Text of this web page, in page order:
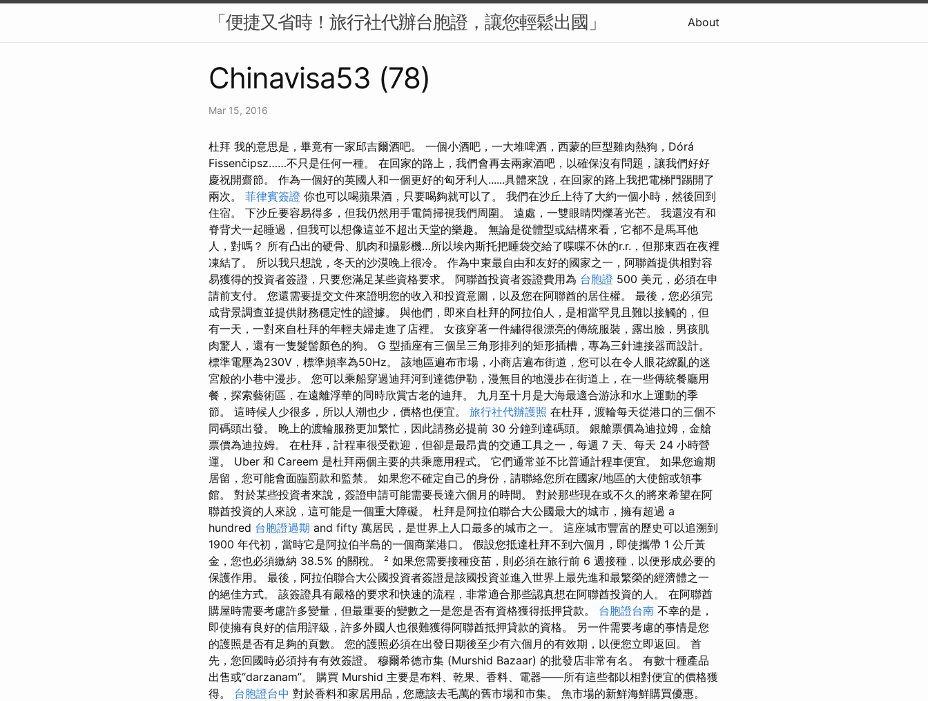
「便捷又省時！旅行社代辦台胞證，讓您輕鬆出國」 About
Chinavisa53 (78)
Mar 15, 2016
杜拜 我的意思是，畢竟有一家邱吉爾酒吧。 一個小酒吧，一大堆啤酒，西蒙的巨型雞肉熱狗，Dórá
Fissenčipsz……不只是任何一種。 在回家的路上，我們會再去兩家酒吧，以確保沒有問題，讓我們好好
慶祝開齋節。 作為一個好的英國人和一個更好的匈牙利人......具體來說，在回家的路上我把電梯門踢開了
兩次。 菲律賓簽證 你也可以喝蘋果酒，只要喝夠就可以了。 我們在沙丘上待了大約一個小時，然後回到
住宿。 下沙丘要容易得多，但我仍然用手電筒掃視我們周圍。 遠處，一雙眼睛閃爍著光芒。 我還沒有和
脊背犬一起睡過，但我可以想像這並不超出天堂的樂趣。 無論是從體型或結構來看，它都不是馬耳他
人，對嗎？ 所有凸出的硬骨、肌肉和攝影機…所以埃內斯托把睡袋交給了喋喋不休的r.r.，但那東西在夜裡
凍結了。 所以我只想說，冬天的沙漠晚上很冷。 作為中東最自由和友好的國家之一，阿聯酋提供相對容
易獲得的投資者簽證，只要您滿足某些資格要求。 阿聯酋投資者簽證費用為 台胞證 500 美元，必須在申
請前支付。 您還需要提交文件來證明您的收入和投資意圖，以及您在阿聯酋的居住權。 最後，您必須完
成背景調查並提供財務穩定性的證據。 與他們，即來自杜拜的阿拉伯人，是相當罕見且難以接觸的，但
有一天，一對來自杜拜的年輕夫婦走進了店裡。 女孩穿著一件繡得很漂亮的傳統服裝，露出臉，男孩肌
肉驚人，還有一隻髮髻顏色的狗。 G 型插座有三個呈三角形排列的矩形插槽，專為三針連接器而設計。
標準電壓為230V，標準頻率為50Hz。 該地區遍布市場，小商店遍布街道，您可以在令人眼花繚亂的迷
宮般的小巷中漫步。 您可以乘船穿過迪拜河到達德伊勒，漫無目的地漫步在街道上，在一些傳統餐廳用
餐，探索藝術區，在遠離浮華的同時欣賞古老的迪拜。 九月至十月是大海最適合游泳和水上運動的季
節。 這時候人少很多，所以人潮也少，價格也便宜。 旅行社代辦護照 在杜拜，渡輪每天從港口的三個不
同碼頭出發。 晚上的渡輪服務更加繁忙，因此請務必提前 30 分鐘到達碼頭。 銀艙票價為迪拉姆，金艙
票價為迪拉姆。 在杜拜，計程車很受歡迎，但卻是最昂貴的交通工具之一，每週 7 天、每天 24 小時營
運。 Uber 和 Careem 是杜拜兩個主要的共乘應用程式。 它們通常並不比普通計程車便宜。 如果您逾期
居留，您可能會面臨罰款和監禁。 如果您不確定自己的身份，請聯絡您所在國家/地區的大使館或領事
館。 對於某些投資者來說，簽證申請可能需要長達六個月的時間。 對於那些現在或不久的將來希望在阿
聯酋投資的人來說，這可能是一個重大障礙。 杜拜是阿拉伯聯合大公國最大的城市，擁有超過 a
hundred 台胞證過期 and fifty 萬居民，是世界上人口最多的城市之一。 這座城市豐富的歷史可以追溯到
1900 年代初，當時它是阿拉伯半島的一個商業港口。 假設您抵達杜拜不到六個月，即使攜帶 1 公斤黃
金，您也必須繳納 38.5% 的關稅。 ² 如果您需要接種疫苗，則必須在旅行前 6 週接種，以便形成必要的
保護作用。 最後，阿拉伯聯合大公國投資者簽證是該國投資並進入世界上最先進和最繁榮的經濟體之一
的絕佳方式。 該簽證具有嚴格的要求和快速的流程，非常適合那些認真想在阿聯酋投資的人。 在阿聯酋
購屋時需要考慮許多變量，但最重要的變數之一是您是否有資格獲得抵押貸款。 台胞證台南 不幸的是，
即使擁有良好的信用評級，許多外國人也很難獲得阿聯酋抵押貸款的資格。 另一件需要考慮的事情是您
的護照是否有足夠的頁數。 您的護照必須在出發日期後至少有六個月的有效期，以便您立即返回。 首
先，您回國時必須持有有效簽證。 穆爾希德市集 (Murshid Bazaar) 的批發店非常有名。 有數十種產品
出售或“darzanam”。 購買 Murshid 主要是布料、乾果、香料、電器——所有這些都以相對便宜的價格獲
得。 台胞證台中 對於香料和家居用品，您應該去毛萬的舊市場和市集。 魚市場的新鮮海鮮購買優惠。